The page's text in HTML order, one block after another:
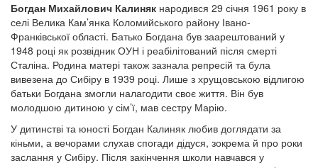
Богдан Михайлович Калиняк народився 29 січня 1961 року в
селі Велика Кам’янка Коломийського району Івано-
Франківської області. Батько Богдана був заарештований у
1948 році як розвідник ОУН і реабілітований після смерті
Сталіна. Родина матері також зазнала репресій та була
вивезена до Сибіру в 1939 році. Лише з хрущовською відлигою
батьки Богдана змогли налагодити своє життя. Він був
молодшою дитиною у сім’ї, мав сестру Марію.
У дитинстві та юності Богдан Калиняк любив доглядати за
кіньми, а вечорами слухав спогади дідуся, зокрема й про роки
заслання у Сибіру. Після закінчення школи навчався у